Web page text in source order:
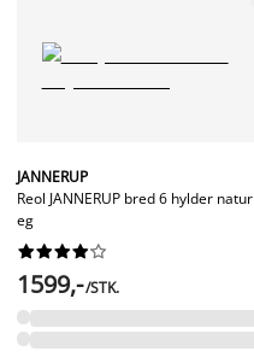
JANNERUP
Reol JANNERUP bred 6 hylder natur
eg






1599,-/STK.